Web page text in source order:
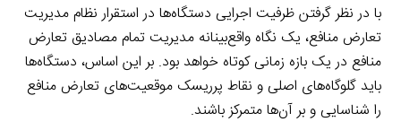
با در نظر گرفتن ظرفیت اجرایی دستگاه‌ها در استقرار نظام مدیریت
تعارض منافع، یک نگاه واقع‌بینانه مدیریت تمام مصادیق تعارض
منافع در یک بازه زمانی کوتاه خواهد بود. بر این اساس، دستگاه‌ها
باید گلوگاه‌های اصلی و نقاط پرریسک موقعیت‌های تعارض منافع
را شناسایی و بر آن‌ها متمرکز باشند.